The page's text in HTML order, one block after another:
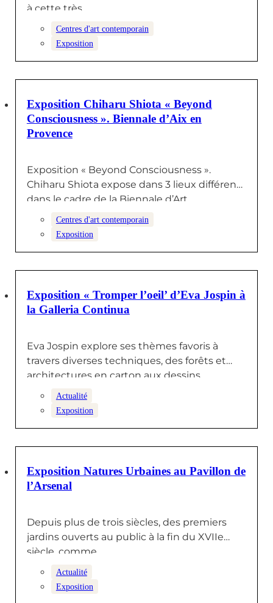
à cette très…
Centres d'art contemporain
Exposition
23 AOÛT 2024
Exposition Chiharu Shiota « Beyond
Consciousness ». Biennale d’Aix en
Provence
Exposition « Beyond Consciousness ».
Chiharu Shiota expose dans 3 lieux différents
dans le cadre de la Biennale d’Art
Centres d'art contemporain
Exposition
19 JUILLET 2024
Exposition « Tromper l’oeil’ d’Eva Jospin à
la Galleria Continua
Eva Jospin explore ses thèmes favoris à
travers diverses techniques, des forêts et
architectures en carton aux dessins,
Actualité
Exposition
5 JUILLET 2024
Exposition Natures Urbaines au Pavillon de
l’Arsenal
Depuis plus de trois siècles, des premiers
jardins ouverts au public à la fin du XVIIe
siècle, comme…
Actualité
Exposition